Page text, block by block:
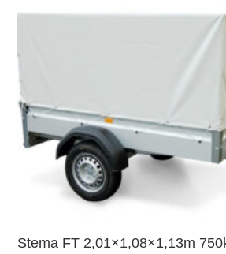
Stema FT 2,01×1,08×1,13m